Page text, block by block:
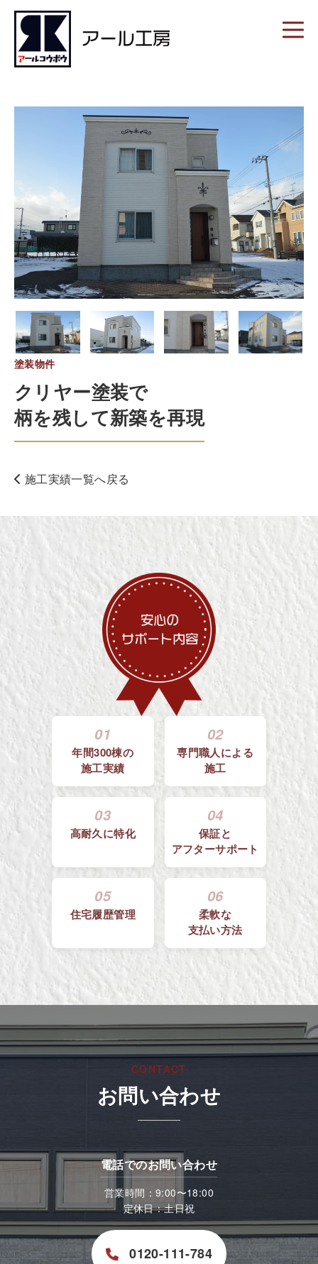
塗装物件
クリヤー塗装で
柄を残して新築を再現
施工実績一覧へ戻る
01
年間300棟の
施工実績
02
専門職人による
施工
03
高耐久に特化
04
保証と
アフターサポート
05
住宅履歴管理
06
柔軟な
支払い方法
CONTACT
お問い合わせ
電話でのお問い合わせ
営業時間：9:00〜18:00
定休日：土日祝
0120-111-784